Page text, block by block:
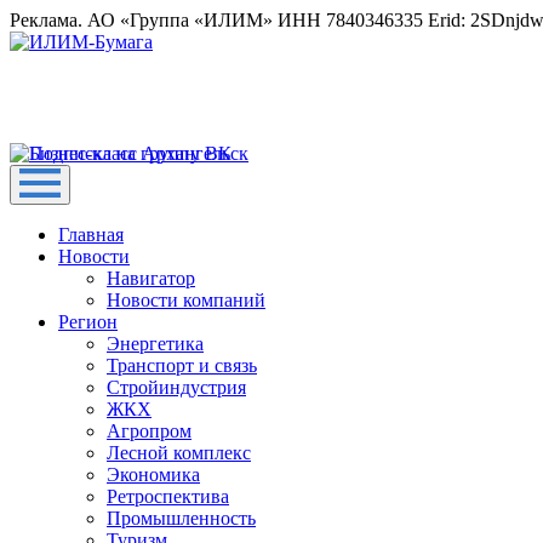
Реклама. АО «Группа «ИЛИМ» ИНН 7840346335 Erid:
Главная
Новости
Навигатор
Новости компаний
Регион
Энергетика
Транспорт и связь
Стройиндустрия
ЖКХ
Агропром
Лесной комплекс
Экономика
Ретроспектива
Промышленность